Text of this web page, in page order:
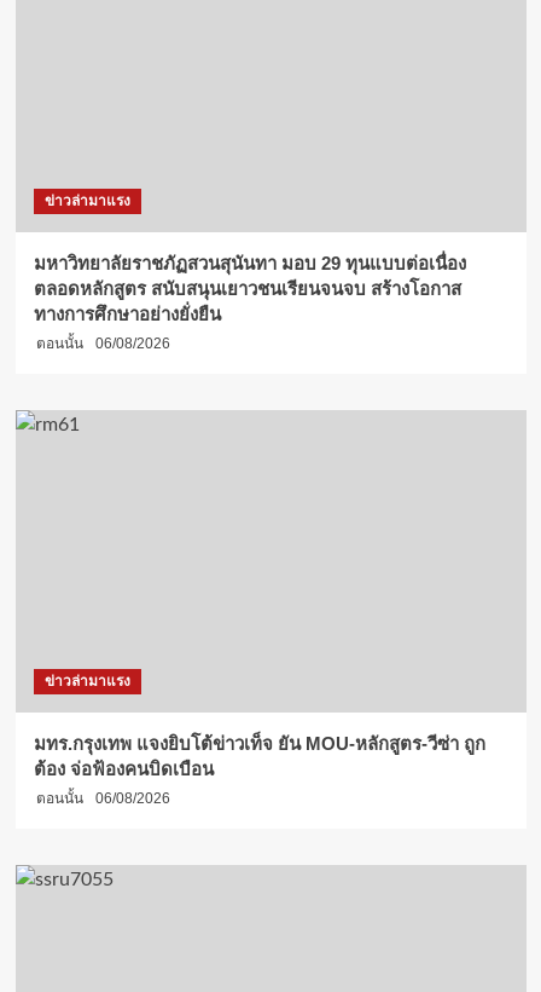
ข่าวล่ามาแรง
มหาวิทยาลัยราชภัฏสวนสุนันทา มอบ 29 ทุนแบบต่อเนื่อง
ตลอดหลักสูตร สนับสนุนเยาวชนเรียนจนจบ สร้างโอกาส
ทางการศึกษาอย่างยั่งยืน
ตอนนั้น 06/08/2026
ข่าวล่ามาแรง
มทร.กรุงเทพ แจงยิบโต้ข่าวเท็จ ยัน MOU-หลักสูตร-วีซ่า ถูก
ต้อง จ่อฟ้องคนบิดเบือน
ตอนนั้น 06/08/2026